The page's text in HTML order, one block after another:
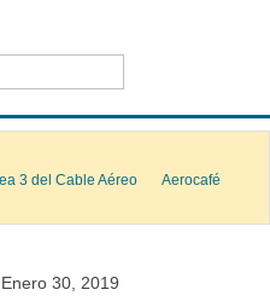
3 del Cable Aéreo
Aerocafé
30, 2019